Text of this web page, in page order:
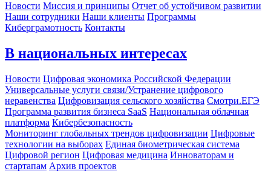
Новости Миссия и принципы Отчет об устойчивом развитии
Наши сотрудники Наши клиенты Программы
Киберграмотность Контакты
В национальных интересах
Новости Цифровая экономика Российской Федерации
Универсальные услуги связи/Устранение цифрового
неравенства Цифровизация сельского хозяйства Смотри.ЕГЭ
Программа развития бизнеса SaaS Национальная облачная
платформа Кибербезопасность
Мониторинг глобальных трендов цифровизации Цифровые
технологии на выборах Единая биометрическая система
Цифровой регион Цифровая медицина Инноваторам и
стартапам Архив проектов